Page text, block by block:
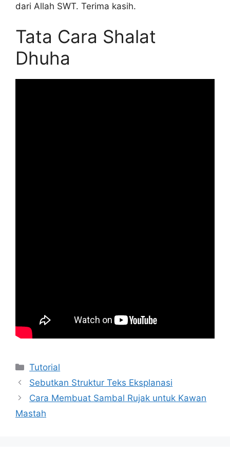
dari Allah SWT. Terima kasih.
Tata Cara Shalat
Dhuha
Kategori
Tutorial
Sebutkan Struktur Teks Eksplanasi
Cara Membuat Sambal Rujak untuk Kawan
Mastah